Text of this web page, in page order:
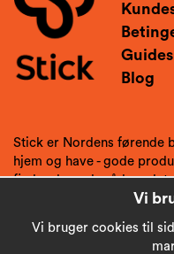
Guides
Blog
Stick er Nordens førende
hjem og have - gode
finder du gode råd og
Vi
Vi bruger cookies til